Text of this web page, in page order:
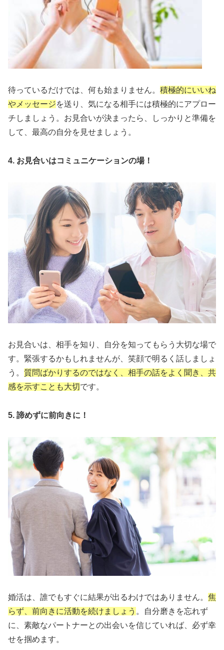
待っているだけでは、何も始まりません。 積極的にいいね
やメッセージを送り、気になる相手には積極的にアプロー
チしましょう。お見合いが決まったら、しっかりと準備を
して、最高の自分を見せましょう。
4. お見合いはコミュニケーションの場！
お見合いは、相手を知り、自分を知ってもらう大切な場で
す。緊張するかもしれませんが、笑顔で明るく話しましょ
う。 質問ばかりするのではなく、相手の話をよく聞き、共
感を示すことも大切です。
5. 諦めずに前向きに！
婚活は、誰でもすぐに結果が出るわけではありません。 焦
らず、前向きに活動を続けましょう 。自分磨きを忘れず
に、素敵なパートナーとの出会いを信じていれば、必ず幸
せを掴めます。